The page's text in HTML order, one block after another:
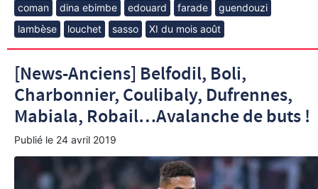
coman
dina ebimbe edouard farade
guendouzi
lambèse
louchet sasso XI du mois août
[News-Anciens] Belfodil, Boli,
Charbonnier, Coulibaly, Dufrennes,
Mabiala, Robail…Avalanche de buts !
Publié le 24 avril 2019